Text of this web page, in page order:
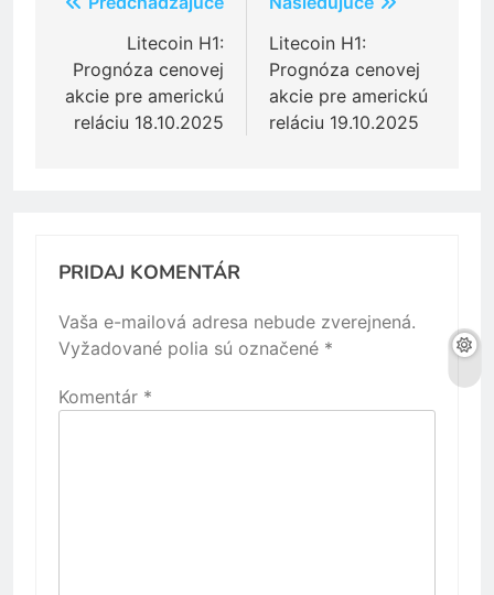
Navigácia
článku
Litecoin H1:
Prognóza cenovej
akcie pre americkú
reláciu 18.10.2025
Litecoin H1:
Prognóza cenovej
akcie pre americkú
reláciu 19.10.2025
PRIDAJ KOMENTÁR
Vaša e-mailová adresa nebude zverejnená.
Vyžadované polia sú označené *
Komentár *